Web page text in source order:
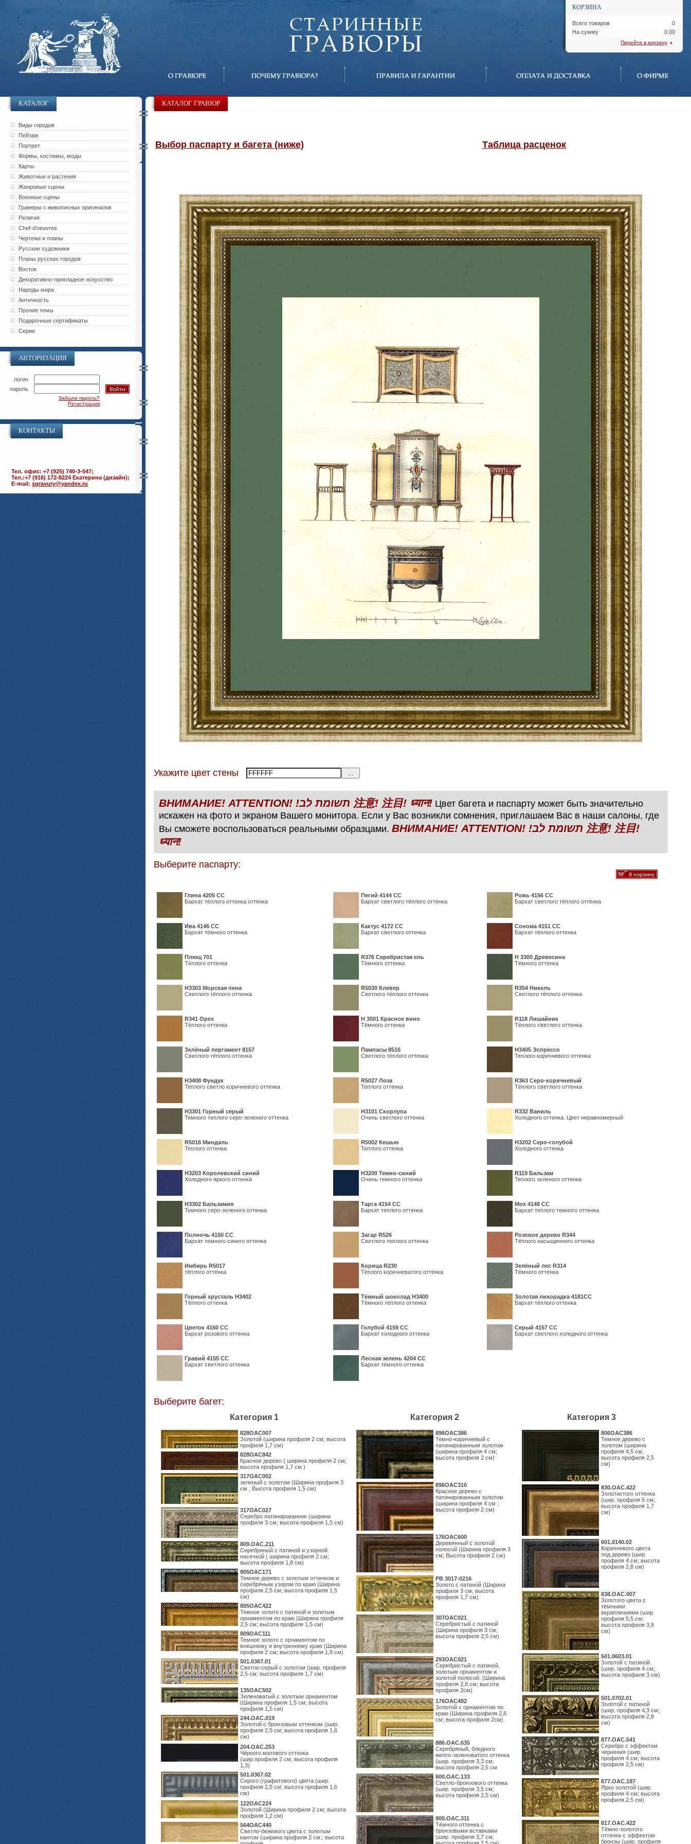
КОРЗИНА
Всего товаров
На сумму
0
0.00
Перейти в корзину
КАТАЛОГ
Виды городов
Пейзаж
Портрет
Формы, костюмы, моды
Карты
Животные и растения
Жанровые сцены
Военные сцены
Гравюры с живописных оригиналов
Религия
Chef-d'oeuvres
Чертежи и планы
Русские художники
Планы русских городов
Восток
Декоративно-прикладное искусство
Народы мира
Античность
Прочие темы
Подарочные сертификаты
Серии
АВТОРИЗАЦИЯ
логин
пароль
Забыли пароль?
Регистрация
КОНТАКТЫ
Тел. офис: +7 (925) 740-3-047;
Тел.:+7 (916) 172-8224 Екатерина (дизайн);
E-mail: sgravury@yandex.ru
КАТАЛОГ ГРАВЮР
Выбор паспарту и багета (ниже) Таблица расценок
Укажите цвет стены
ВНИМАНИЕ! ATTENTION! !תשומת לב 注意! 注目! ध्यान! Цвет багета и паспарту может быть значительно
искажен на фото и экраном Вашего монитора. Если у Вас возникли сомнения, приглашаем Вас в наши салоны, где
Вы сможете воспользоваться реальными образцами. ВНИМАНИЕ! ATTENTION! !תשומת לב 注意! 注目!
ध्यान!
Выберите паспарту:
Глина 4205 СС
Бархат тёплого оттенка оттенка
Пегий 4144 СС
Бархат светлого тёплого оттенка
Рожь 4156 СС
Бархат светлого тёплого оттенка
Ива 4146 СС
Бархат тёмного оттенка
Кактус 4172 СС
Бархат светлого оттенка
Сонома 4151 СС
Бархат тёплого оттенка
Плющ 701
Тёплого оттенка
R376 Серебристая ель
Тёмного оттенка
H 3300 Древесина
Тёмного оттенка
H3303 Морская пена
Светлого тёплого оттенка
R5030 Клевер
Светлого тёплого оттенка
R354 Никель
Светлого тёплого оттенка
R341 Орех
Тёплого оттенка
Н 3501 Красное вино
Тёмного оттенка
R118 Лишайник
Тёплого светлого оттенка
Зелёный пергамент 8157
Светлого тёплого оттенка
Пампасы 8516
Светлого тёплого оттенка
Н3405 Эспрессо
Теплого коричневого оттенка
Н3408 Фундук
Теплого светло коричневого оттенка
R5027 Лоза
Теплого оттенка
R363 Серо-коричневый
Тёплого светлого оттенка
Н3301 Горный серый
Темного теплого серо-зеленого оттенка
Н3101 Скорлупа
Очень светлого оттенка
R332 Ваниль
Холодного оттенка. Цвет неравномерный
R5016 Миндаль
Теплого оттенка
R5002 Кешью
Теплого оттенка
Н3202 Серо-голубой
Холодного оттенка
Н3203 Королевский синий
Холодного яркого оттенка
Н3200 Темно-синий
Очень темного оттенка
R119 Бальзам
Теплого зеленого оттенка
Н3302 Бальзамин
Темного серо-зеленого оттенка
Тарга 4154 СС
Бархат теплого оттенка
Мох 4148 СС
Бархат теплого темного оттенка
Полночь 4150 СС
Бархат темного синего оттенка
Загар R526
Светлого теплого оттенка
Розовое дерево R344
Тёплого насыщенного оттенка
Имбирь R5017
тёплого оттенка
Корица R230
Тёплого коричневатого оттенка
Зелёный лес R314
Тёмного оттенка
Горный хрусталь H3402
Тёплого оттенка
Тёмный шоколад H3400
Тёмного тёплого оттенка
Золотая лихорадка 4181СС
Бархат тёплого оттенка
Цветок 4160 СС
Бархат розового оттенка
Голубой 4159 СС
Бархат холодного оттенка
Серый 4157 СС
Бархат светлого холодного оттенка
Гравий 4155 СС
Бархат светлого оттенка
Лесная зелень 4204 СС
Бархат тёмного оттенка
Выберите багет:
Категория 1 Категория 2 Категория 3
828OAC007
Золотой (ширина профиля 2 см; высота
профиля 1,7 см)
828OAC842
Красное дерево ( ширина профиля 2 см;
высота профиля 1,7 см )
317OAC002
зеленый с золотом (Ширина профиля 3
см ; Высота профиля 1,5 см)
317OAC027
Серебро патинированное (ширина
профиля 3 см; высота профиля 1,5 см)
809.ОАС.211
Серебряный с патиной и узорной
насечкой ( ширина профиля 2 см;
высота профиля 1,8 см)
805OAC171
Темное дерево с золотым оттенком и
серебряным узором по краю (Ширина
профиля 2,5 см; высота профиля 1,5
см)
805OAC422
Темное золото с патиной и золотым
орнаментом по краю (Ширина профиля
2,5 см; высота профиля 1,5 см)
809OAC111
Темное золото с орнаментом по
внешнему и внутреннему краю (Ширина
профиля 2 см; высота профиля 1,8 см)
501.0367.01
Светло-серый с золотом (шир. профиля
2,5 см; высота профиля 1,7 см)
135OAC502
Зеленоватый с золотым орнаментом
(Ширина профиля 1,5 см; высота
профиля 1,5 см)
244.ОАС.019
Золотой с бронзовым оттенком (шир.
профиля 2,5 см; высота профиля 1,6
см)
204.OAC.253
Чёрного матового оттенка
(шир.профиля 2 см; высота профиля
1,3)
501.0367.02
Серого (графитового) цвета (шир.
профиля 2,5 см; высота профиля 1,6
см)
122OAC224
Золотой (Ширина профиля 2 см; высота
профиля 1,2 см)
564ОАС440
Светло-бежевого цвета с золотым
кантом (ширина профиля 2 см.; высота
896OAC386
Темно-коричневый с
патинированным золотом
(ширина профиля 4 см;
высота профиля 2 см)
896OAC310
Красное дерево с
патинированным золотом
(ширина профиля 4 см ;
высота профиля 2 см)
176OAC600
Деревянный с золотой
полосой (Ширина профиля 3
см; Высота профиля 2 см)
PB 3017-0216
Золото с патиной (Ширина
профиля 3 см; высота
профиля 1,7 см)
307OAC021
Серебристый с патиной
(Ширина профиля 3 см;
высота профиля 2,5 см)
293OAC021
Серебристый с патиной,
золотым орнаментом и
золотой полосой. (Ширина
профиля 2,8 см; высота
профиля 2см)
176OAC492
Золотой с орнаментом по
краю (Ширина профиля 2,8
см; высота профиля 2см)
886.ОАС.635
Серебряный, бледного
желто-зеленоватого оттенка
(шир. профиля 3,3 см;
высота профиля 2,5 см
800.ОАС.133
Светло-бронзового оттенка
(шир. профиля 3,5 см;
высота профиля 2,5 см)
800.ОАС.311
Тёмного оттенка с
бронзовыми вставками
(шир. профиля 3,7 см;
806OAC386
Темное дерево с
золотом (ширина
профиля 4,5 см;
высота профиля 2,5
см)
830.ОАС.422
Золотистого оттенка
(шир. профиля 5 см;
высота профиля 1,7
см)
601.0140.02
Коричневого цвета
под дерево (шир.
профиля 4 см; высота
профиля 2,8 см)
838.ОАС.007
Золотого цвета с
тёмными
вкраплениями (шир.
профиля 5,5 см;
высота профиля 3,8
см)
501.0603.01
Золотой с патиной.
(шир. профиля 4 см;
высота профиля 3 см)
501.0702.01
Золотой с патиной
(шир. профиля 4,3 см;
высота профиля 2,8
см)
877.ОАС.541
Серебро с эффектом
чернения (шир.
профиля 4 см; высота
профиля 2,5 см)
877.ОАС.187
Ярко золотой (шир.
профиля 4 см; высота
профиля 2,5 см)
817.ОАС.422
Тёмно-золотого
оттенка с эффектом
бронзы (шир. профиля